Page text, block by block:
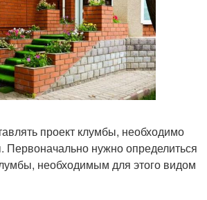
проект клумбы, необходимо
Первоначально нужно определиться
необходимым для этого видом